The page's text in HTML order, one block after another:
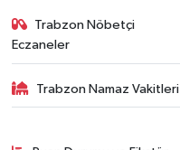
Trabzon Nöbetçi
Eczaneler
Trabzon Namaz Vakitleri